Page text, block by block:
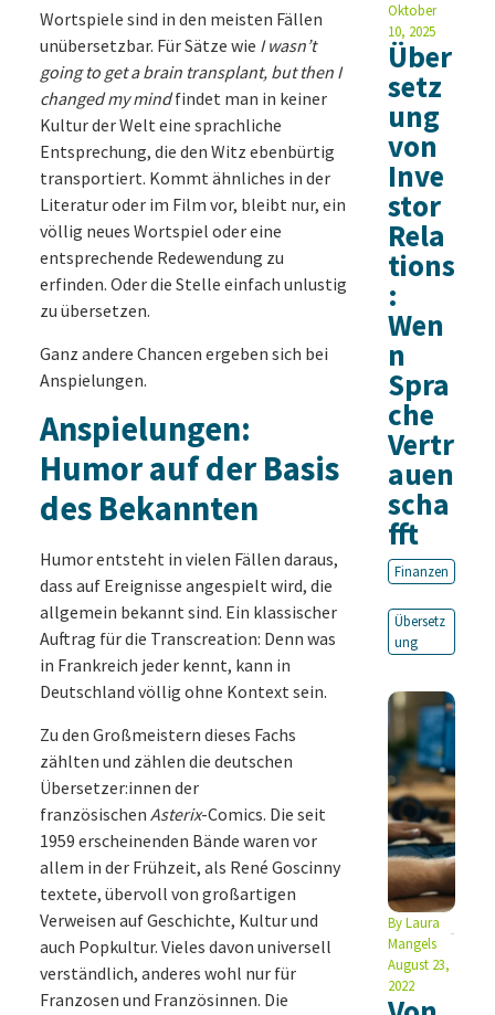
Wortspiele sind in den meisten Fällen
unübersetzbar. Für Sätze wie I wasn’t
going to get a brain transplant, but then I
changed my mindfindet man in keiner
Kultur der Welt eine sprachliche
Entsprechung, die den Witz ebenbürtig
transportiert. Kommt ähnliches in der
Literatur oder im Film vor, bleibt nur, ein
völlig neues Wortspiel oder eine
entsprechende Redewendung zu
erfinden. Oder die Stelle einfach unlustig
zu übersetzen.
Ganz andere Chancen ergeben sich bei
Anspielungen.
Anspielungen:
Humor auf der Basis
des Bekannten
Humor entsteht in vielen Fällen daraus,
dass auf Ereignisse angespielt wird, die
allgemein bekannt sind. Ein klassischer
Auftrag für die Transcreation: Denn was
in Frankreich jeder kennt, kann in
Deutschland völlig ohne Kontext sein.
Zu den Großmeistern dieses Fachs
zählten und zählen die deutschen
Übersetzer:innen der
französischen Asterix-Comics. Die seit
1959 erscheinenden Bände waren vor
allem in der Frühzeit, als René Goscinny
textete, übervoll von großartigen
Verweisen auf Geschichte, Kultur und
auch Popkultur. Vieles davon universell
verständlich, anderes wohl nur für
Franzosen und Französinnen. Die
Oktober
10, 2025
Über
setz
ung
von
Inve
stor
Rela
tions
:
Wen
n
Spra
che
Vertr
auen
scha
fft
Finanzen
Übersetz
ung
ByLaura
Mangels
August 23,
2022